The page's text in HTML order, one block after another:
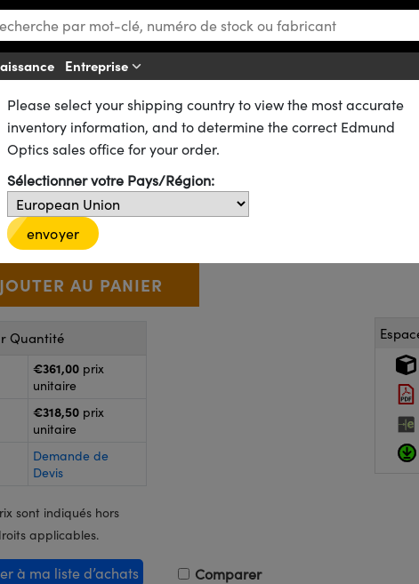
Entreprise
Manuelles et Glissières
Platines Manuelles et à Roulements à Billes
40 mm
#55-028 20+ In Stock
Selector
Use the plus and minus buttons to adjust the quantity.
+ €361,00
Quantité
€361,00 prix
unitaire
€318,50 prix
unitaire
Demande de
Devis
sont indiqués hors
applicables.
à ma liste d’achats Comparer
Please select your shipping country to view the most accurate
inventory information, and to determine the correct Edmund
Optics sales office for your order.
Sélectionner votre Pays/Région:
envoyer